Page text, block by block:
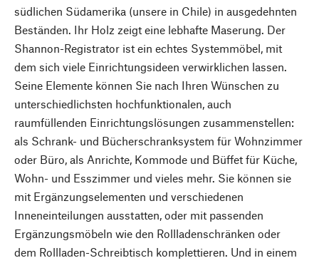
südlichen Südamerika (unsere in Chile) in ausgedehnten
Beständen. Ihr Holz zeigt eine lebhafte Maserung. Der
Shannon-Registrator ist ein echtes Systemmöbel, mit
dem sich viele Einrichtungsideen verwirklichen lassen.
Seine Elemente können Sie nach Ihren Wünschen zu
unterschiedlichsten hochfunktionalen, auch
raumfüllenden Einrichtungslösungen zusammenstellen:
als Schrank- und Bücherschranksystem für Wohnzimmer
oder Büro, als Anrichte, Kommode und Büffet für Küche,
Wohn- und Esszimmer und vieles mehr. Sie können sie
mit Ergänzungselementen und verschiedenen
Inneneinteilungen ausstatten, oder mit passenden
Ergänzungsmöbeln wie den Rollladenschränken oder
dem Rollladen-Schreibtisch komplettieren. Und in einem